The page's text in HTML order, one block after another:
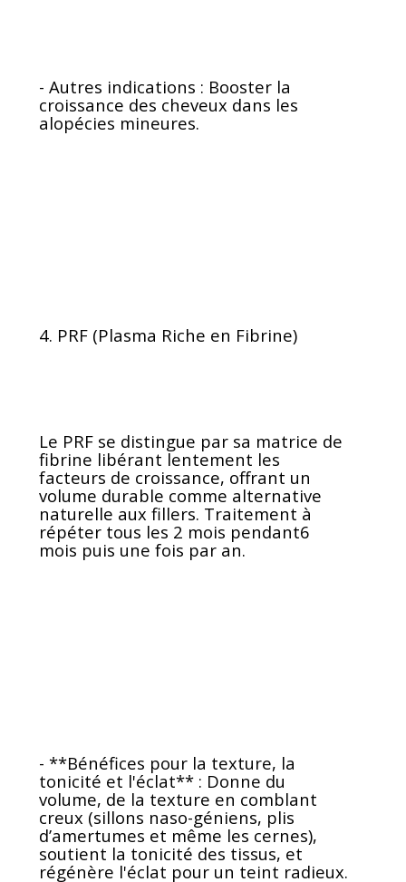
- Autres indications : Booster la
croissance des cheveux dans les
alopécies mineures.
4. PRF (Plasma Riche en Fibrine)
Le PRF se distingue par sa matrice de
fibrine libérant lentement les
facteurs de croissance, offrant un
volume durable comme alternative
naturelle aux fillers. Traitement à
répéter tous les 2 mois pendant6
mois puis une fois par an.
- **Bénéfices pour la texture, la
tonicité et l'éclat** : Donne du
volume, de la texture en comblant
creux (sillons naso-géniens, plis
d’amertumes et même les cernes),
soutient la tonicité des tissus, et
régénère l'éclat pour un teint radieux.